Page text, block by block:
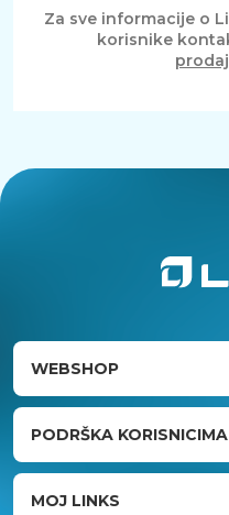
Za sve informacije o
korisnike
WEBSHOP
PODRŠKA KORISNICIMA
MOJ LINKS